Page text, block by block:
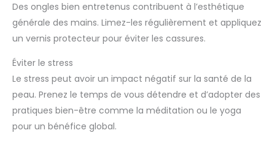
Des ongles bien entretenus contribuent à l’esthétique
générale des mains. Limez-les régulièrement et appliquez
un vernis protecteur pour éviter les cassures.
Éviter le stress
Le stress peut avoir un impact négatif sur la santé de la
peau. Prenez le temps de vous détendre et d’adopter des
pratiques bien-être comme la méditation ou le yoga
pour un bénéfice global.